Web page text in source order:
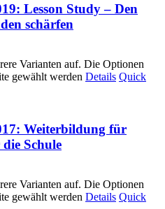
Lesson Study – Den
schärfen
Varianten auf. Die Optionen
gewählt werden Details Quick
Weiterbildung für
Schule
Varianten auf. Die Optionen
gewählt werden Details Quick